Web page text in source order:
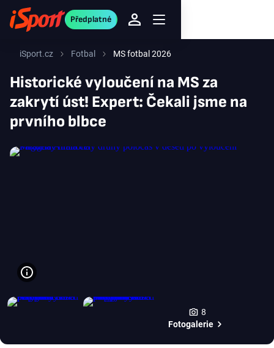
Předplatné
iSport.cz Fotbal MS fotbal 2026
Historické vyloučení na MS za
zakrytí úst! Expert: Čekali jsme na
prvního blbce
8
Fotogalerie